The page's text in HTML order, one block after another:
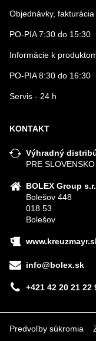
Objednávky, fakturácia
PO-PIA 7:30 do 15:30
Informácie k
PO-PIA 8:30 do 16:30
Servis - 24 h
KONTAKT
Výhradný
PRE SLOVENSKO
BOLEX Group
Bolešov 448
018 53
Bolešov
info@bolex.sk
+421 42 20 21 22
Predvoľby súkromia